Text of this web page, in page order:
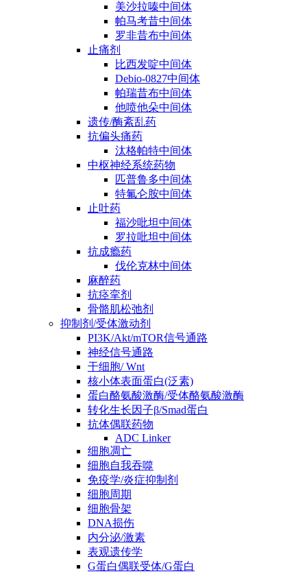
美沙拉嗪中间体
帕马考昔中间体
罗非昔布中间体
止痛剂
比西发啶中间体
Debio-0827中间体
帕瑞昔布中间体
他喷他朵中间体
遗传/酶紊乱药
抗偏头痛药
汰格帕特中间体
中枢神经系统药物
匹普鲁多中间体
特氟仑胺中间体
止吐药
福沙吡坦中间体
罗拉吡坦中间体
抗成瘾药
伐伦克林中间体
麻醉药
抗痉挛剂
骨骼肌松弛剂
抑制剂/受体激动剂
PI3K/Akt/mTOR信号通路
神经信号通路
干细胞/ Wnt
核小体表面蛋白(泛素)
蛋白酪氨酸激酶/受体酪氨酸激酶
转化生长因子β/Smad蛋白
抗体偶联药物
ADC Linker
细胞凋亡
细胞自我吞噬
免疫学/炎症抑制剂
细胞周期
细胞骨架
DNA损伤
内分泌/激素
表观遗传学
G蛋白偶联受体/G蛋白